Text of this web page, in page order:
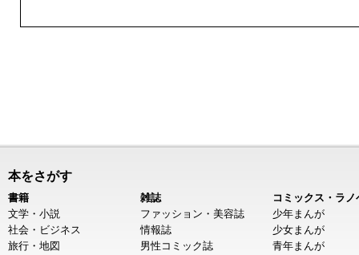
本をさがす
書籍
文学・小説
社会・ビジネス
旅行・地図
雑誌
ファッション・美容誌
情報誌
男性コミック誌
コミックス・ラノ
少年まんが
少女まんが
青年まんが